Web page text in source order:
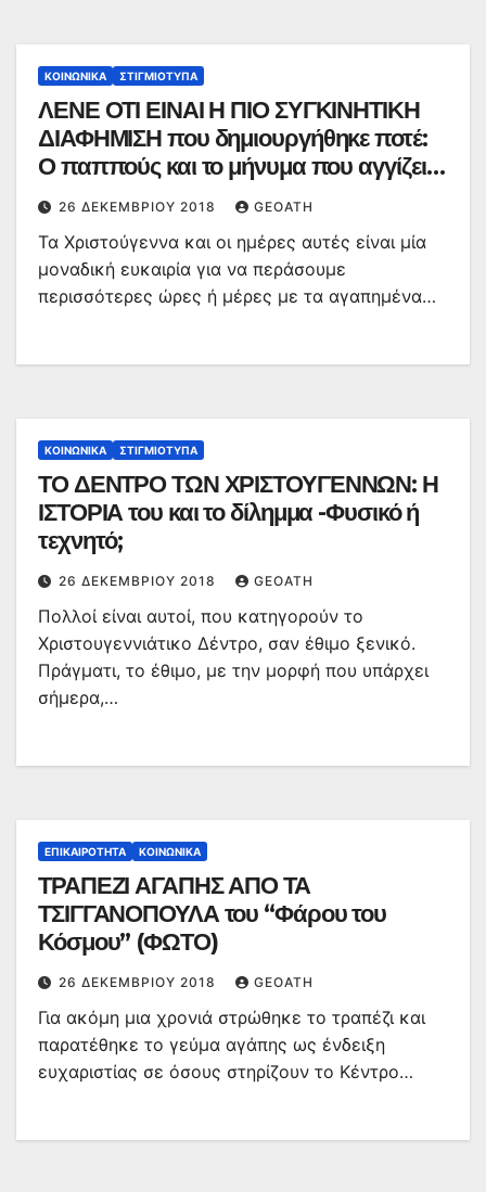
ΚΟΙΝΩΝΙΚΆ ΣΤΙΓΜΙΌΤΥΠΑ
ΛΕΝΕ ΟΤΙ ΕΙΝΑΙ Η ΠΙΟ ΣΥΓΚΙΝΗΤΙΚΗ
ΔΙΑΦΗΜΙΣΗ που δημιουργήθηκε ποτέ:
Ο παππούς και το μήνυμα που αγγίζει
όλους
26 ΔΕΚΕΜΒΡΊΟΥ 2018 GEOATH
Τα Χριστούγεννα και οι ημέρες αυτές είναι μία
μοναδική ευκαιρία για να περάσουμε
περισσότερες ώρες ή μέρες με τα αγαπημένα…
ΚΟΙΝΩΝΙΚΆ ΣΤΙΓΜΙΌΤΥΠΑ
ΤΟ ΔΕΝΤΡΟ ΤΩΝ ΧΡΙΣΤΟΥΓΕΝΝΩΝ: Η
ΙΣΤΟΡΙΑ του και το δίλημμα -Φυσικό ή
τεχνητό;
26 ΔΕΚΕΜΒΡΊΟΥ 2018 GEOATH
Πολλοί είναι αυτοί, που κατηγορούν το
Χριστουγεννιάτικο Δέντρο, σαν έθιμο ξενικό.
Πράγματι, το έθιμο, με την μορφή που υπάρχει
σήμερα,…
ΕΠΙΚΑΙΡΌΤΗΤΑ ΚΟΙΝΩΝΙΚΆ
ΤΡΑΠΕΖΙ ΑΓΑΠΗΣ ΑΠΟ ΤΑ
ΤΣΙΓΓΑΝΟΠΟΥΛΑ του “Φάρου του
Κόσμου” (ΦΩΤΟ)
26 ΔΕΚΕΜΒΡΊΟΥ 2018 GEOATH
Για ακόμη μια χρονιά στρώθηκε το τραπέζι και
παρατέθηκε το γεύμα αγάπης ως ένδειξη
ευχαριστίας σε όσους στηρίζουν το Κέντρο…